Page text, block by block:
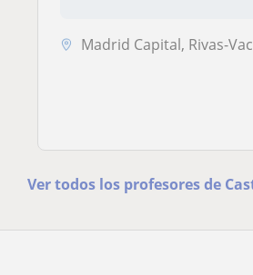
Madrid Capital, Rivas-
Ver todos los profesores de